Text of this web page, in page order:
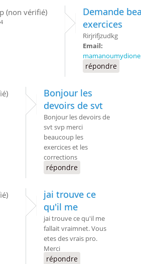
(non vérifié)
Demande
exercices
Rirjrifjzudkg
Email:
répondre
Bonjour les
devoirs de svt
Bonjour les devoirs de
svt svp merci
beaucoup les
exercices et les
corrections
répondre
jai trouve ce
qu'il me
jai trouve ce qu'il me
fallait vraimnet. Vous
etes des vrais pro.
Merci
répondre